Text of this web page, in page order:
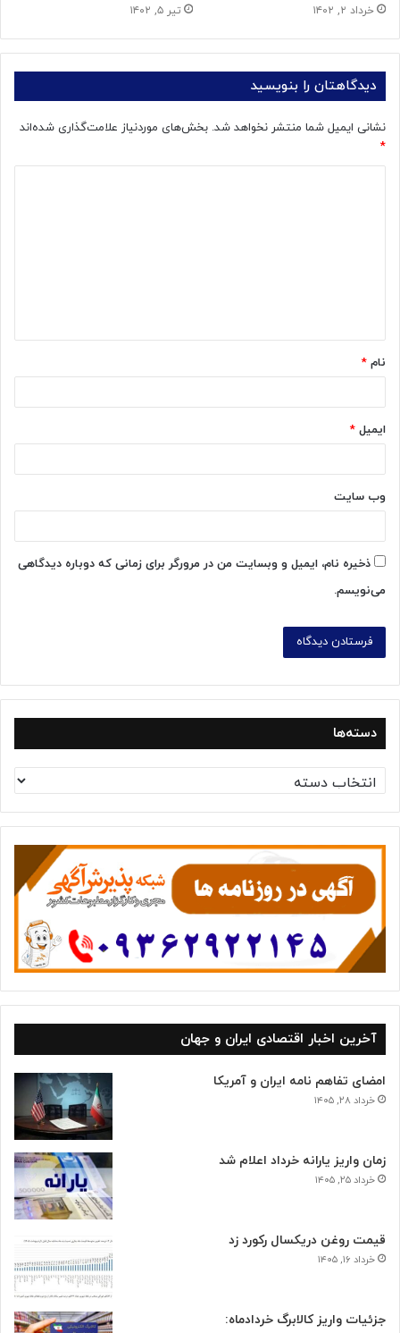
خرداد ۲, ۱۴۰۲ تیر ۵, ۱۴۰۲
دیدگاهتان را بنویسید
نشانی ایمیل شما منتشر نخواهد شد. بخش‌های موردنیاز علامت‌گذاری شده‌اند
*
*
نام *
ایمیل *
وب‌ سایت
ذخیره نام، ایمیل و وبسایت من در مرورگر برای زمانی که دوباره دیدگاهی
می‌نویسم.
دسته‌ها
س
ت
ه
آخرین اخبار اقتصادی ایران و جهان
امضای تفاهم نامه ایران و آمریکا
خرداد ۲۸, ۱۴۰۵
زمان واریز یارانه خرداد اعلام شد
خرداد ۲۵, ۱۴۰۵
قیمت روغن دریکسال رکورد زد
خرداد ۱۶, ۱۴۰۵
جزئیات واریز کالابرگ خردادماه: